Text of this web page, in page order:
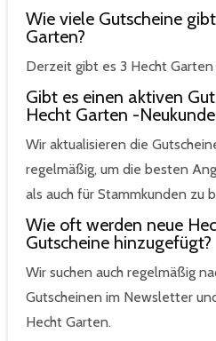
Wie viele Gutscheine
Garten?
Derzeit gibt es 3 Hecht Garten
Gibt es einen aktiven
Hecht Garten -
Wir aktualisieren die
regelmäßig, um die besten
als auch für Stammkunden zu
Wie oft werden neue
Gutscheine hinzugefügt?
Wir suchen auch regelmäßig
Gutscheinen im Newsletter
Hecht Garten.